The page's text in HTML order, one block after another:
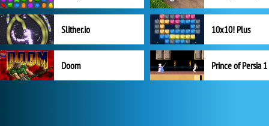
Slither.io 10x10! Plus
Doom Prince of Persia 1